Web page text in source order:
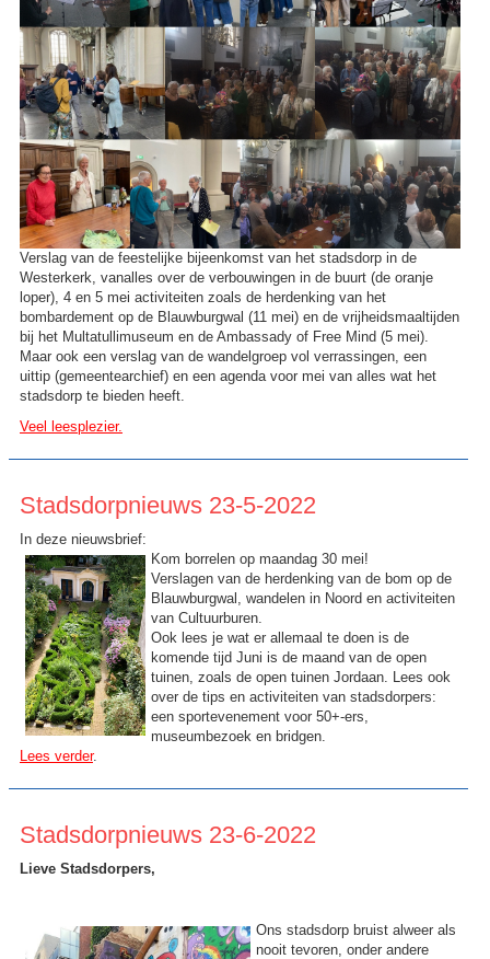
Verslag van de feestelijke bijeenkomst van het stadsdorp in de
Westerkerk, vanalles over de verbouwingen in de buurt (de oranje
loper), 4 en 5 mei activiteiten zoals de herdenking van het
bombardement op de Blauwburgwal (11 mei) en de vrijheidsmaaltijden
bij het Multatullimuseum en de Ambassady of Free Mind (5 mei).
Maar ook een verslag van de wandelgroep vol verrassingen, een
uittip (gemeentearchief) en een agenda voor mei van alles wat het
stadsdorp te bieden heeft.
Veel leesplezier.
Stadsdorpnieuws 23-5-2022
In deze nieuwsbrief:
Kom borrelen op maandag 30 mei!
Verslagen van de herdenking van de bom op de
Blauwburgwal, wandelen in Noord en activiteiten
van Cultuurburen.
Ook lees je wat er allemaal te doen is de
komende tijd Juni is de maand van de open
tuinen, zoals de open tuinen Jordaan. Lees ook
over de tips en activiteiten van stadsdorpers:
een sportevenement voor 50+-ers,
museumbezoek en bridgen.
Lees verder.
Stadsdorpnieuws 23-6-2022
Lieve Stadsdorpers,
Ons stadsdorp bruist alweer als
nooit tevoren, onder andere